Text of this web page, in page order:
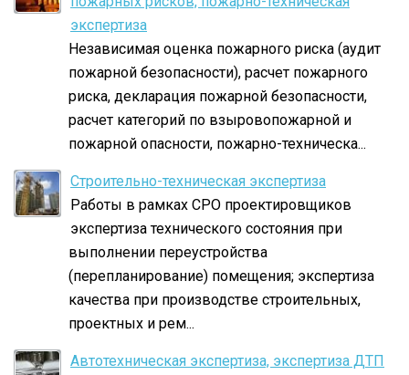
экспертиза
Независимая оценка пожарного риска (аудит
пожарной безопасности), расчет пожарного
риска, декларация пожарной безопасности,
расчет категорий по взыровопожарной и
пожарной опасности, пожарно-техническа...
Строительно-техническая экспертиза
Работы в рамках СРО проектировщиков
экспертиза технического состояния при
выполнении переустройства
(перепланирование) помещения; экспертиза
качества при производстве строительных,
проектных и рем...
Автотехническая экспертиза, экспертиза ДТП